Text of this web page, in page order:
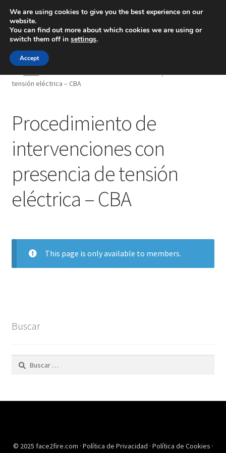
Inicio
Blog
Contacto
tensión eléctrica – CBA
Procedimiento de
intervenciones con
presencia de tensión
eléctrica – CBA
This page is only available to members.
Buscar
Buscar:
© 2025 face2fire.com · Política de Privacidad · Política de Cookies ·
We are using cookies to give you the best experience on our
website.
You can find out more about which cookies we are using or
switch them off in settings.
Accept